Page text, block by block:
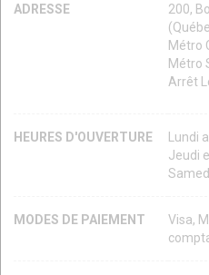
ADRESSE
200,
Métro
Métro
Arrêt
HEURES D'OUVERTURE
Lundi
Jeudi
MODES DE PAIEMENT
Visa,